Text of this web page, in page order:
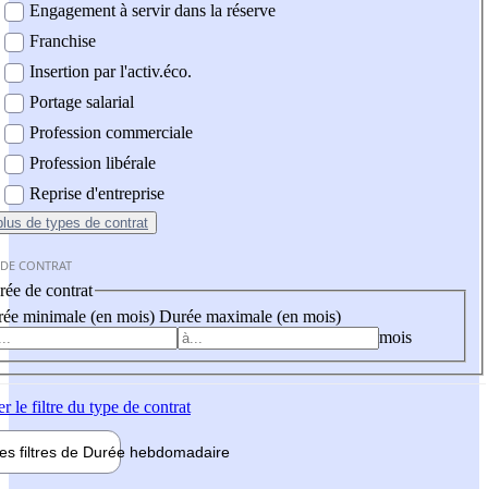
Engagement à servir dans la réserve
Franchise
Insertion par l'activ.éco.
Portage salarial
Profession commerciale
Profession libérale
Reprise d'entreprise
de types de contrat
CONTRAT
de contrat
minimale (en mois) Durée maximale (en mois)
mois
le filtre du type de contrat
filtres de Durée hebdomadaire